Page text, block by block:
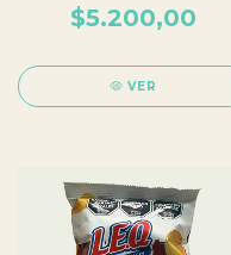
$5.200,00
VER